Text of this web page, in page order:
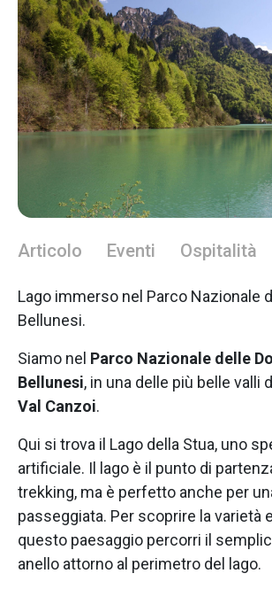
Articolo Eventi Ospitalità
Lago immerso nel Parco Nazionale
Bellunesi.
Siamo nel Parco Nazionale delle
Bellunesi, in una delle più belle valli
Val Canzoi.
Qui si trova il Lago della Stua, uno
artificiale. Il lago è il punto di
trekking, ma è perfetto anche per
passeggiata. Per scoprire la varietà
questo paesaggio percorri il
anello attorno al perimetro del lago.